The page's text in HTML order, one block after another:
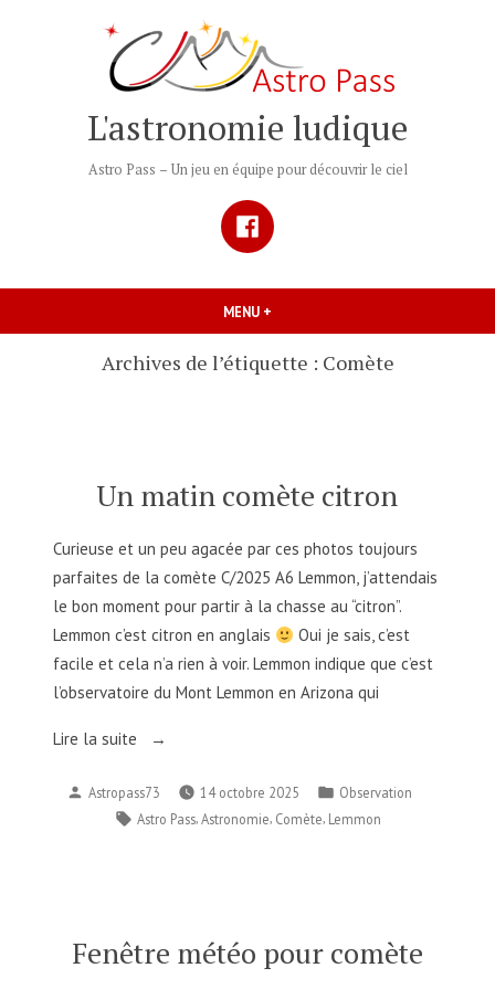
L'astronomie ludique
Astro Pass – Un jeu en équipe pour découvrir le ciel
MENU +
Facebook
Archives de l’étiquette : Comète
Un matin comète citron
Curieuse et un peu agacée par ces photos toujours
parfaites de la comète C/2025 A6 Lemmon, j’attendais
le bon moment pour partir à la chasse au “citron”.
Lemmon c’est citron en anglais
Oui je sais, c’est
facile et cela n’a rien à voir. Lemmon indique que c’est
l’observatoire du Mont Lemmon en Arizona qui
Lire la suite
« Un
comète
citron »
Publié
Astropass73 14 octobre 2025
Publié
dans
Observation
Étiquettes :
Astro Pass, Astronomie Comète Lemmon
Fenêtre météo pour comète